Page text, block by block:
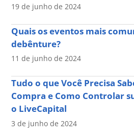
19 de junho de 2024
Quais os eventos mais
debênture?
11 de junho de 2024
Tudo o que Você Precisa
Compra e Como Controlar
o LiveCapital
3 de junho de 2024